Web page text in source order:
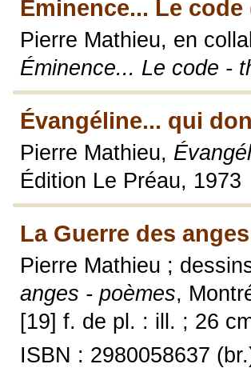
Éminence... Le code
Pierre Mathieu, en
Éminence... Le code -
Évangéline... qui
Pierre Mathieu,
Édition Le Préau, 1973
La Guerre des
Pierre Mathieu ;
anges - poèmes,
[19] f. de pl. : ill. ; 26
ISBN : 2980058637